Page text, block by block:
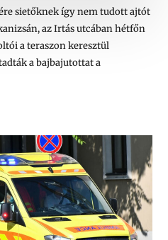
sietőknek így nem tudott ajtót
az Irtás utcában hétfőn
a teraszon keresztül
a bajbajutottat a